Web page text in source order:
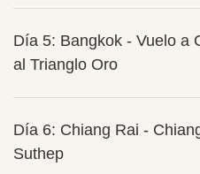
Día 5: Bangkok - Vuelo a
al Trianglo Oro
Día 6: Chiang Rai -
Suthep